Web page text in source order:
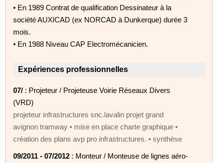
• En 1989 Contrat de qualification Dessinateur à la
société AUXICAD (ex NORCAD à Dunkerque) durée 3
mois.
• En 1988 Niveau CAP Electromécanicien.
Expériences professionnelles
07/ : Projeteur / Projeteuse Voirie Réseaux Divers
(VRD)
projeteur infrastructures snc.lavalin projet grand
avignon tramway • mise en place charte graphique •
création des plans avp pro infrastructures. • synthèse
09/2011 - 07/2012 : Monteur / Monteuse de lignes aéro-